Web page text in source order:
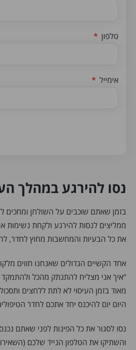
טלפון
אימייל
נסו להירגע במהלך
בזמן שאתם שוכבים על השולחן ומחכים
ממליצים לנסות להירגע ולקחת נשימות
את כל הבעיות והמחשבות מחוץ לחדר,
אחד הקשיים הגדולים שאנחנו חווים
“איך אני מצליח להתנתק מהכל ולהתמקד
מאוד בזמן העיסוי לא לתת ללחצים
היום יום להיכנס יחד אתכם לחדר
נסו לסגור את כל הפינות לפני שאתם
והשתיקו את הטלפון הנייד שלכם